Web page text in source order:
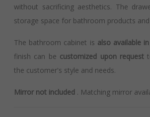
without sacrificing aesthetics. The
storage space for bathroom products
The bathroom cabinet is also available
finish can be customized upon request
the customer's style and needs.
Mirror not included . Matching mirror